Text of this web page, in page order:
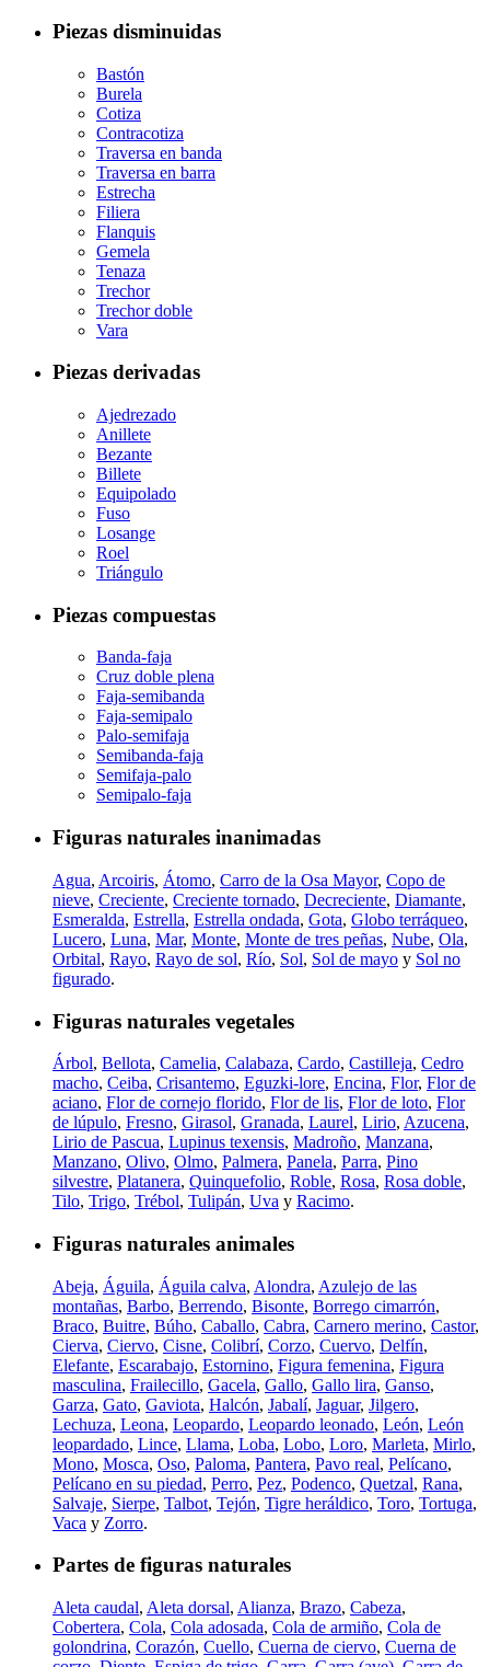
Piezas disminuidas
Bastón
Burela
Cotiza
Contracotiza
Traversa en banda
Traversa en barra
Estrecha
Filiera
Flanquis
Gemela
Tenaza
Trechor
Trechor doble
Vara
Piezas derivadas
Ajedrezado
Anillete
Bezante
Billete
Equipolado
Fuso
Losange
Roel
Triángulo
Piezas compuestas
Banda-faja
Cruz doble plena
Faja-semibanda
Faja-semipalo
Palo-semifaja
Semibanda-faja
Semifaja-palo
Semipalo-faja
Figuras naturales inanimadas
Agua, Arcoiris, Átomo, Carro de la Osa Mayor, Copo de
nieve, Creciente, Creciente tornado, Decreciente, Diamante,
Esmeralda, Estrella, Estrella ondada, Gota, Globo terráqueo,
Lucero, Luna, Mar, Monte, Monte de tres peñas, Nube, Ola,
Orbital, Rayo, Rayo de sol, Río, Sol, Sol de mayo y Sol no
figurado.
Figuras naturales vegetales
Árbol, Bellota, Camelia, Calabaza, Cardo, Castilleja, Cedro
macho, Ceiba, Crisantemo, Eguzki-lore, Encina, Flor, Flor de
aciano, Flor de cornejo florido, Flor de lis, Flor de loto, Flor
de lúpulo, Fresno, Girasol, Granada, Laurel, Lirio, Azucena,
Lirio de Pascua, Lupinus texensis, Madroño, Manzana,
Manzano, Olivo, Olmo, Palmera, Panela, Parra, Pino
silvestre, Platanera, Quinquefolio, Roble, Rosa, Rosa doble,
Tilo, Trigo, Trébol, Tulipán, Uva y Racimo.
Figuras naturales animales
Abeja, Águila, Águila calva, Alondra, Azulejo de las
montañas, Barbo, Berrendo, Bisonte, Borrego cimarrón,
Braco, Buitre, Búho, Caballo, Cabra, Carnero merino, Castor,
Cierva, Ciervo, Cisne, Colibrí, Corzo, Cuervo, Delfín,
Elefante, Escarabajo, Estornino, Figura femenina, Figura
masculina, Frailecillo, Gacela, Gallo, Gallo lira, Ganso,
Garza, Gato, Gaviota, Halcón, Jabalí, Jaguar, Jilgero,
Lechuza, Leona, Leopardo, Leopardo leonado, León, León
leopardado, Lince, Llama, Loba, Lobo, Loro, Marleta, Mirlo,
Mono, Mosca, Oso, Paloma, Pantera, Pavo real, Pelícano,
Pelícano en su piedad, Perro, Pez, Podenco, Quetzal, Rana,
Salvaje, Sierpe, Talbot, Tejón, Tigre heráldico, Toro, Tortuga,
Vaca y Zorro.
Partes de figuras naturales
Aleta caudal, Aleta dorsal, Alianza, Brazo, Cabeza,
Cobertera, Cola, Cola adosada, Cola de armiño, Cola de
golondrina, Corazón, Cuello, Cuerna de ciervo, Cuerna de